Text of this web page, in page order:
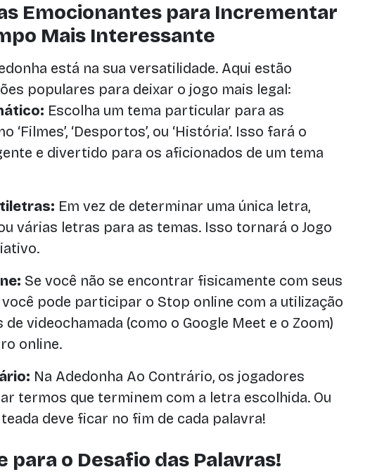
Emocionantes para Incrementar
Mais Interessante
está na sua versatilidade. Aqui estão
populares para deixar o jogo mais legal:
Escolha um tema particular para as
‘Filmes’, ‘Desportos’, ou ‘História’. Isso fará o
e divertido para os aficionados de um tema
Em vez de determinar uma única letra,
várias letras para as temas. Isso tornará o Jogo
Se você não se encontrar fisicamente com seus
pode participar o Stop online com a utilização
videochamada (como o Google Meet e o Zoom)
online.
Na Adedonha Ao Contrário, os jogadores
termos que terminem com a letra escolhida. Ou
deve ficar no fim de cada palavra!
para o Desafio das Palavras!